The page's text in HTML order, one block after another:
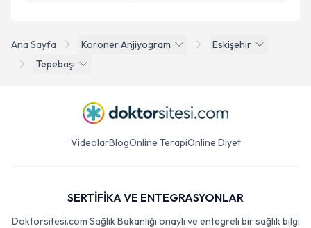
Ana Sayfa Koroner Anjiyogram
Eskişehir
Tepebaşı
VideolarBlogOnline TerapiOnline Diyet
SERTİFİKA VE ENTEGRASYONLAR
Doktorsitesi.com Sağlık Bakanlığı onaylı ve entegreli bir sağlık bilgi